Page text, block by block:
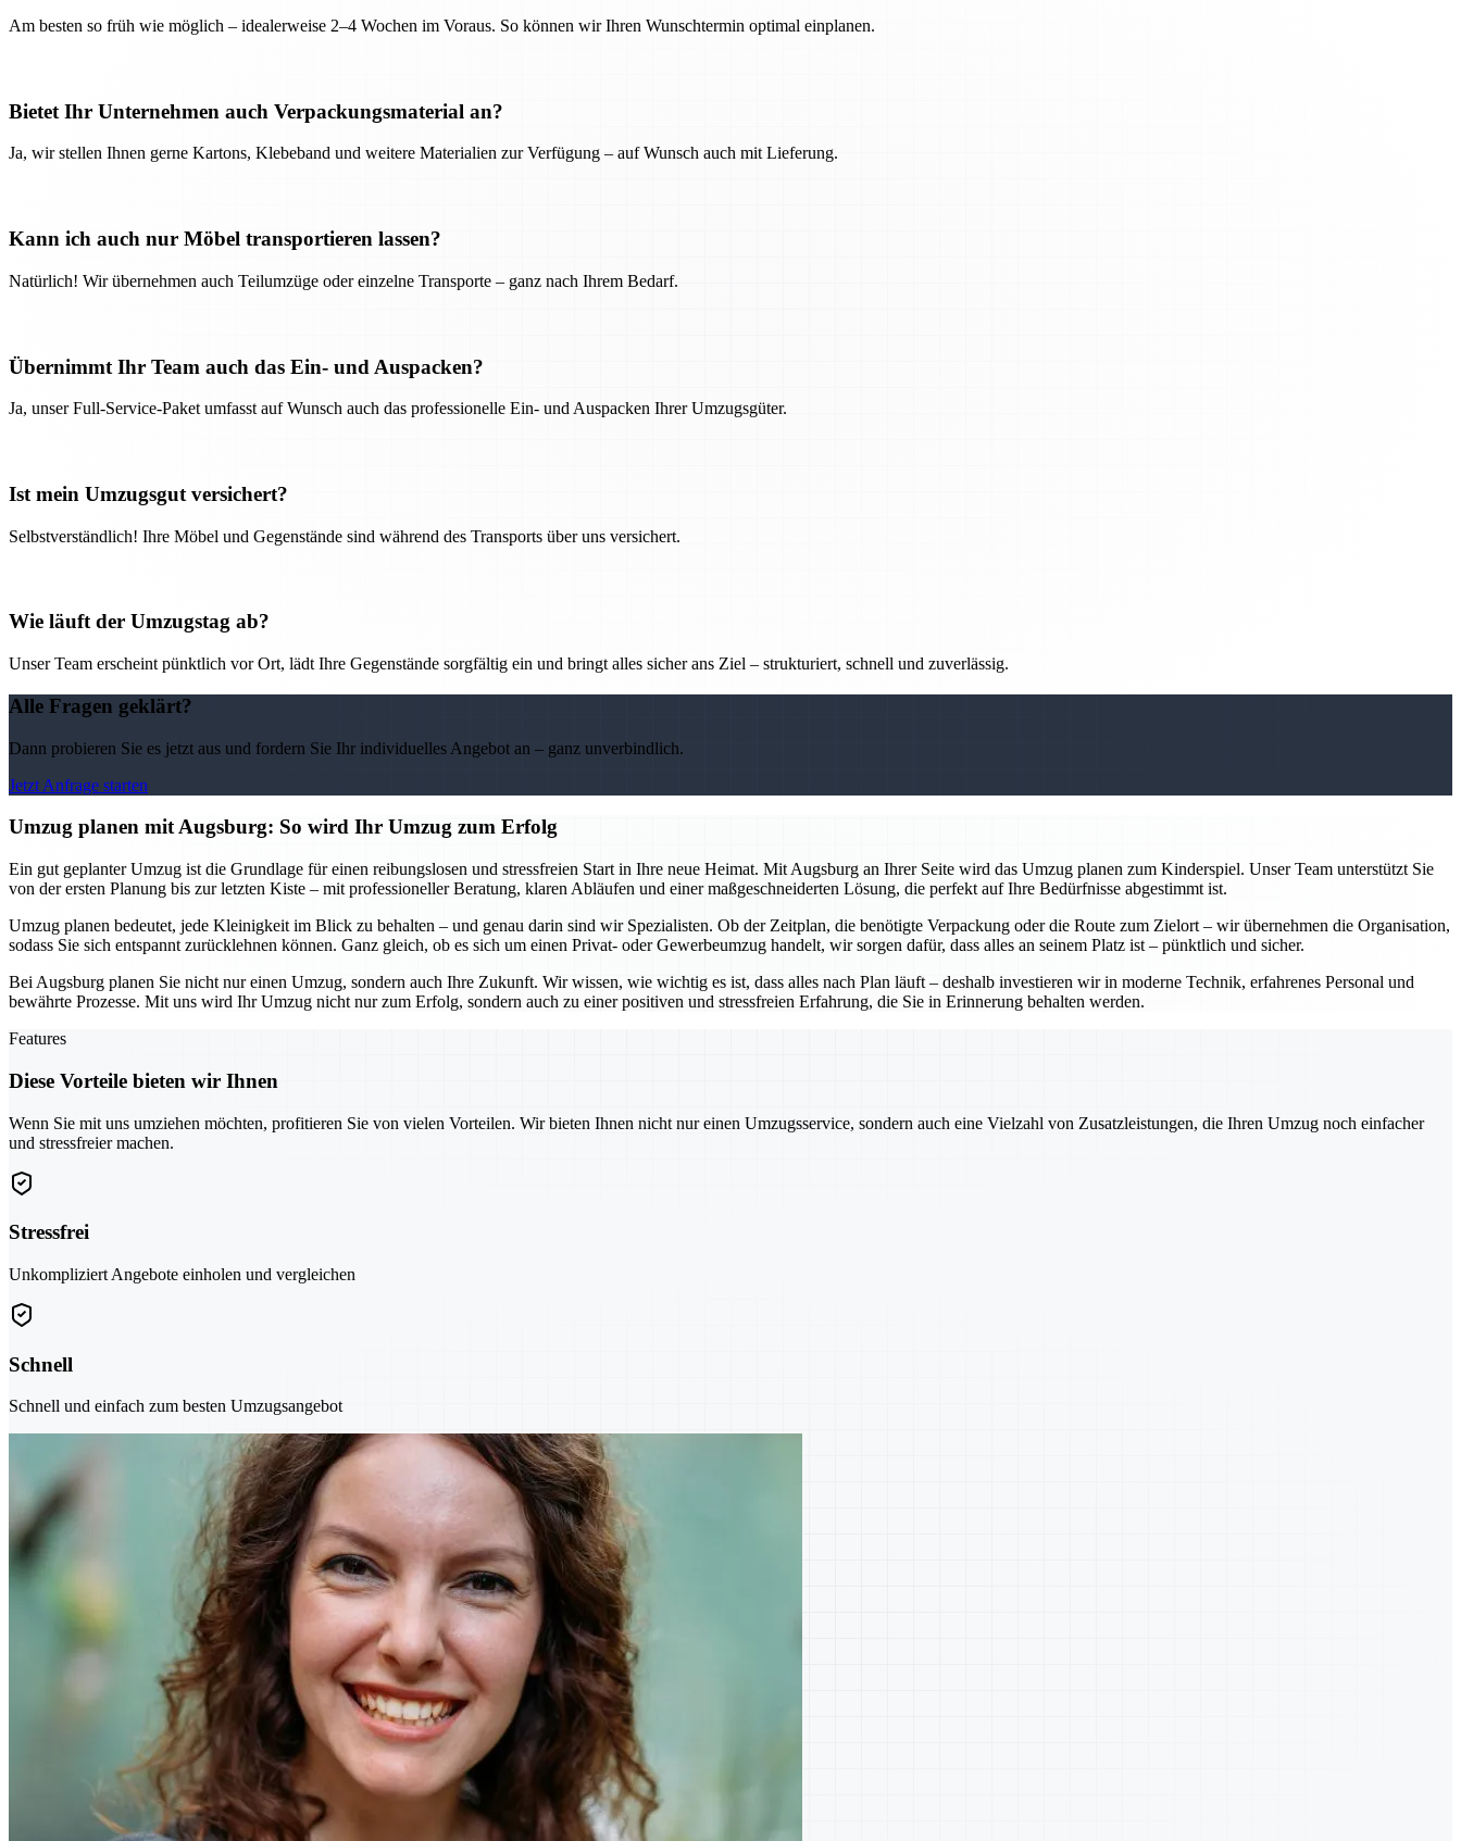
Am besten so früh wie möglich – idealerweise 2–4 Wochen im Voraus. So können wir Ihren Wunschtermin optimal einplanen.
Bietet Ihr Unternehmen auch Verpackungsmaterial an?
Ja, wir stellen Ihnen gerne Kartons, Klebeband und weitere Materialien zur Verfügung – auf Wunsch auch mit Lieferung.
Kann ich auch nur Möbel transportieren lassen?
Natürlich! Wir übernehmen auch Teilumzüge oder einzelne Transporte – ganz nach Ihrem Bedarf.
Übernimmt Ihr Team auch das Ein- und Auspacken?
Ja, unser Full-Service-Paket umfasst auf Wunsch auch das professionelle Ein- und Auspacken Ihrer Umzugsgüter.
Ist mein Umzugsgut versichert?
Selbstverständlich! Ihre Möbel und Gegenstände sind während des Transports über uns versichert.
Wie läuft der Umzugstag ab?
Unser Team erscheint pünktlich vor Ort, lädt Ihre Gegenstände sorgfältig ein und bringt alles sicher ans Ziel – strukturiert, schnell und zuverlässig.
Alle Fragen geklärt?
Dann probieren Sie es jetzt aus und fordern Sie Ihr individuelles Angebot an – ganz unverbindlich.
Jetzt Anfrage starten
Umzug planen mit Augsburg: So wird Ihr Umzug zum Erfolg
Ein gut geplanter Umzug ist die Grundlage für einen reibungslosen und stressfreien Start in Ihre neue Heimat. Mit Augsburg an Ihrer Seite wird das Umzug planen zum Kinderspiel. Unser Team unterstützt Sie
von der ersten Planung bis zur letzten Kiste – mit professioneller Beratung, klaren Abläufen und einer maßgeschneiderten Lösung, die perfekt auf Ihre Bedürfnisse abgestimmt ist.
Umzug planen bedeutet, jede Kleinigkeit im Blick zu behalten – und genau darin sind wir Spezialisten. Ob der Zeitplan, die benötigte Verpackung oder die Route zum Zielort – wir übernehmen die Organisation,
sodass Sie sich entspannt zurücklehnen können. Ganz gleich, ob es sich um einen Privat- oder Gewerbeumzug handelt, wir sorgen dafür, dass alles an seinem Platz ist – pünktlich und sicher.
Bei Augsburg planen Sie nicht nur einen Umzug, sondern auch Ihre Zukunft. Wir wissen, wie wichtig es ist, dass alles nach Plan läuft – deshalb investieren wir in moderne Technik, erfahrenes Personal und
bewährte Prozesse. Mit uns wird Ihr Umzug nicht nur zum Erfolg, sondern auch zu einer positiven und stressfreien Erfahrung, die Sie in Erinnerung behalten werden.
Features
Diese Vorteile bieten wir Ihnen
Wenn Sie mit uns umziehen möchten, profitieren Sie von vielen Vorteilen. Wir bieten Ihnen nicht nur einen Umzugsservice, sondern auch eine Vielzahl von Zusatzleistungen, die Ihren Umzug noch einfacher
und stressfreier machen.
Stressfrei
Unkompliziert Angebote einholen und vergleichen
Schnell
Schnell und einfach zum besten Umzugsangebot